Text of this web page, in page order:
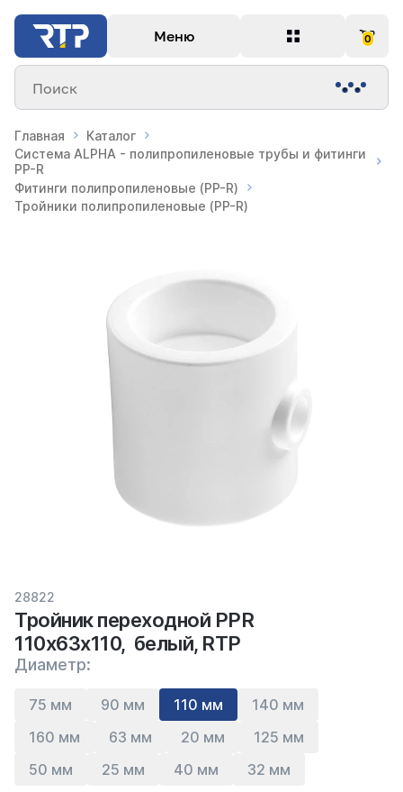
Меню 0
Поиск
Главная
Каталог
Система ALPHA - полипропиленовые трубы и фитинги
PP-R
Фитинги полипропиленовые (PP-R)
Тройники полипропиленовые (PP-R)
28822
Тройник переходной PPR
110х63х110, белый, RTP
Диаметр:
75 мм 90 мм 110 мм
140 мм
160 мм
63 мм 20 мм
125 мм
50 мм
25 мм 40 мм 32 мм